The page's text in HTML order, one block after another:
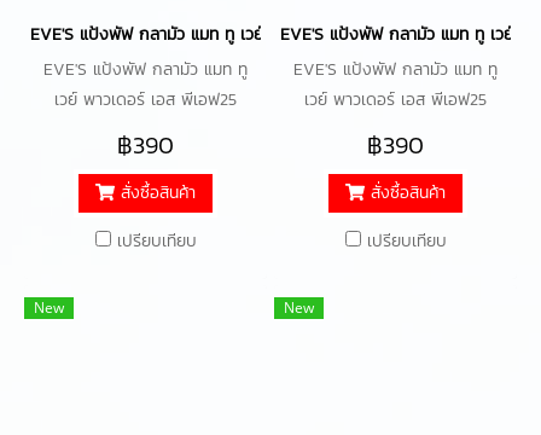
EVE'S แป้งพัฟ กลามัว แมท ทู เวย์ พาวเดอร์ ( เบอร์02 ) เอส พีเอฟ25 พี
EVE'S แป้งพัฟ กลามัว แมท ทู
เวย์ พาวเดอร์ เอส พีเอฟ25
พีเอ+++ แป้งพัฟเบาสบายผิว กัน
น้ำ กันเหงื่อ ติดทนยาวนาน
฿390
สั่งซื้อสินค้า
เปรียบเทียบ
EVE'S แป้งพัฟ กลามัว แมท ทู เวย์ พ
EVE'S แป้งพัฟ กลามัว แมท ทู
เวย์ พาวเดอร์ เอส พีเอฟ25
พีเอ+++ แป้งพัฟเบาสบายผิว กัน
น้ำ กันเหงื่อ ติดทนยาวนาน
฿390
สั่งซื้อสินค้า
เปรียบเทียบ
New New